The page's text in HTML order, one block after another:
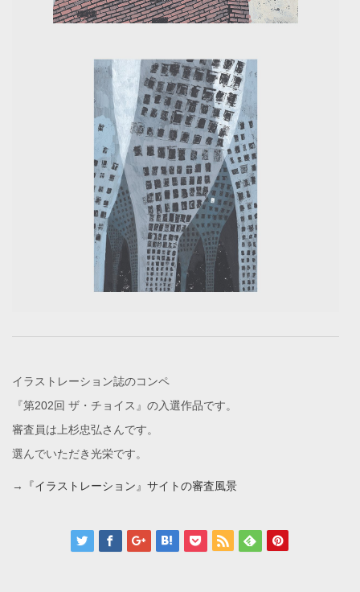
イラストレーション誌のコンペ
『第202回 ザ・チョイス』の入選作品です。
審査員は上杉忠弘さんです。
選んでいただき光栄です。
→ 『イラストレーション』サイトの審査風景